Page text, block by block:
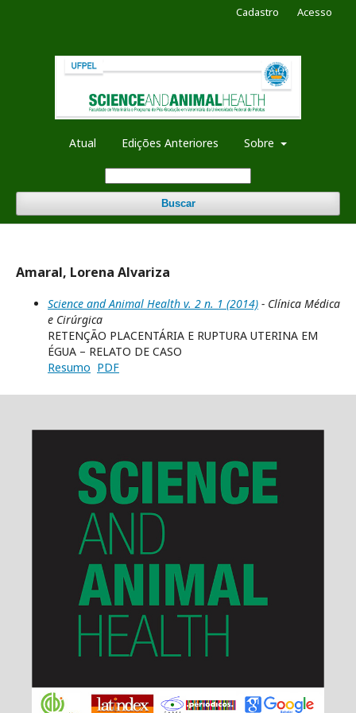
Atual Edições Anteriores Sobre
Buscar
Cadastro Acesso
Amaral, Lorena Alvariza
Science and Animal Health v. 2 n. 1 (2014) - Clínica Médica
e Cirúrgica
RETENÇÃO PLACENTÁRIA E RUPTURA UTERINA EM
ÉGUA – RELATO DE CASO
Resumo PDF